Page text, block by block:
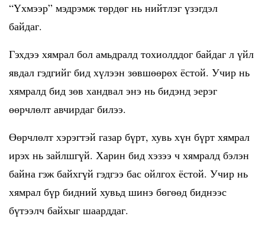
“Үхмээр” мэдрэмж төрдөг нь нийтлэг үзэгдэл
байдаг.
Гэхдээ хямрал бол амьдралд тохиолддог байдаг л үйл
явдал гэдгийг бид хүлээн зөвшөөрөх ёстой. Учир нь
хямралд бид зөв хандвал энэ нь бидэнд эерэг
өөрчлөлт авчирдаг билээ.
Өөрчлөлт хэрэгтэй газар бүрт, хувь хүн бүрт хямрал
ирэх нь зайлшгүй. Харин бид хэзээ ч хямралд бэлэн
байна гэж байхгүй гэдгээ бас ойлгох ёстой. Учир нь
хямрал бүр бидний хувьд шинэ бөгөөд биднээс
бүтээлч байхыг шаарддаг.